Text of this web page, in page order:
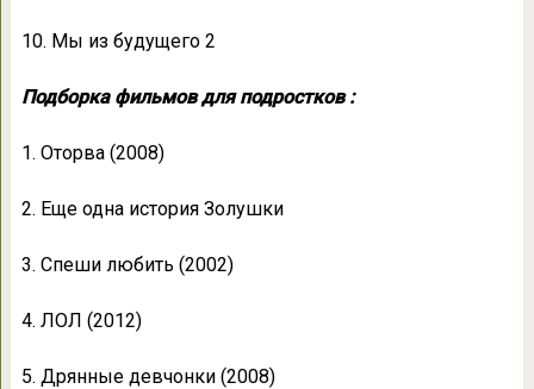
10. Мы из будущего 2
Подборка фильмов для подростков :
1. Оторва (2008)
2. Еще одна история Золушки
3. Спеши любить (2002)
4. ЛОЛ (2012)
5. Дрянные девчонки (2008)